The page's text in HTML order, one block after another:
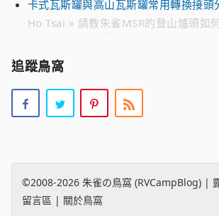
(製作費用)。 請問：多少? Line
卡式瓦斯罐與高山瓦斯罐常用轉換接頭
Ho Tsai » 請教朱雀MSR的登山爐頭如
是否有現成的改裝接頭？謝謝？
追蹤鳥窩
©2008-2026 朱雀の鳥窩 (RVCampBlog) |
留言區 | 關於鳥窩